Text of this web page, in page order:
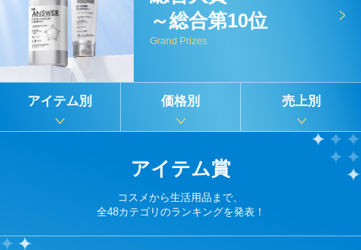
～総合第10位
Grand Prizes
アイテム別 価格別 売上別
アイテム賞
コスメから生活用品まで、
全48カテゴリのランキングを発表！